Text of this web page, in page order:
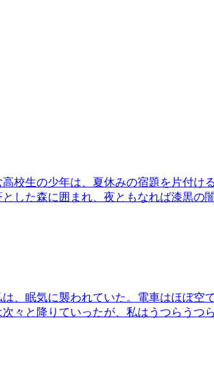
校生の少年は、夏休みの宿題を片付け
した森に囲まれ、夜ともなれば漆黒の
、眠気に襲われていた。電車はほぼ空
々と降りていったが、私はうつらうつ